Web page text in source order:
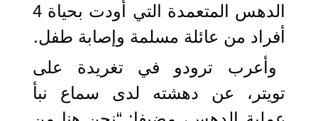
الدهس المتعمدة التي أودت بحياة 4
أفراد من عائلة مسلمة وإصابة طفل.
وأعرب ترودو في تغريدة على
تويتر، عن دهشته لدى سماع نبأ